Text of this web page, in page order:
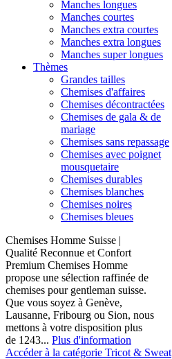
Manches longues
Manches courtes
Manches extra courtes
Manches extra longues
Manches super longues
Thèmes
Grandes tailles
Chemises d'affaires
Chemises décontractées
Chemises de gala & de
mariage
Chemises sans repassage
Chemises avec poignet
mousquetaire
Chemises durables
Chemises blanches
Chemises noires
Chemises bleues
Chemises Homme Suisse |
Qualité Reconnue et Confort
Premium Chemises Homme
propose une sélection raffinée de
chemises pour gentleman suisse.
Que vous soyez à Genève,
Lausanne, Fribourg ou Sion, nous
mettons à votre disposition plus
de 1243... Plus d'information
Accéder à la catégorie Tricot & Sweat